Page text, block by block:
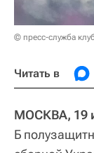
© пресс-служба
Читать в
МОСКВА, 19
Б